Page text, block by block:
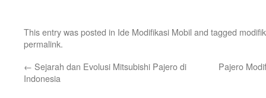
This entry was posted in Ide Modifikasi Mobil and tagged
permalink.
← Sejarah dan Evolusi Mitsubishi Pajero di
Indonesia
Pajero